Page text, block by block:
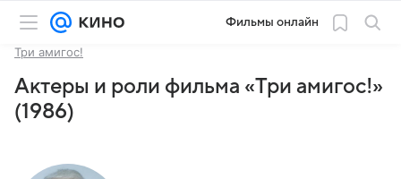
Фильмы онлайн
Три амигос!
Актеры и роли фильма «Три амигос!»
(1986)